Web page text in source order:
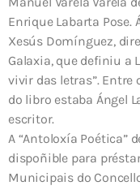
Enrique Labarta
Xesús Domínguez,
Galaxia, que definiu a
vivir das letras”.
do libro estaba Ángel
escritor.
A “Antoloxía Poética”
dispoñible para
Municipais do